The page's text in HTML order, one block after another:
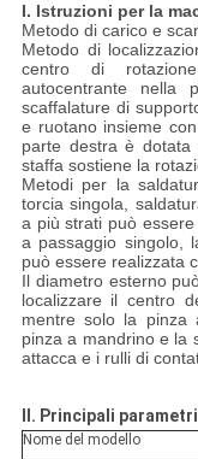
I. Istruzioni per la
Metodo di carico e
Metodo di
centro di
autocentrante nella
scaffalature di
e ruotano insieme
parte destra è
staffa sostiene la
Metodi per la
torcia singola,
a più strati può
a passaggio singolo,
può essere realizzata
Il diametro esterno
localizzare il centro
mentre solo la pinza
pinza a mandrino e la
attacca e i rulli di
II. Principali
Nome del modello